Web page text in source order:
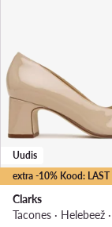
extra -10% Kood: LAST
Uudis
Clarks
Tacones · Helebeež